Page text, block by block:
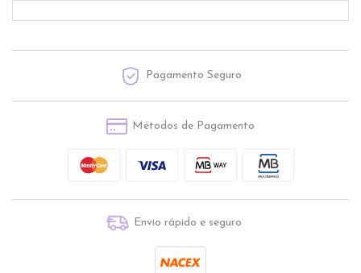
Pagamento Seguro
Métodos de Pagamento
Envio rápido e seguro